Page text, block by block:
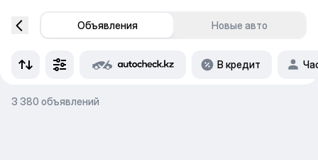
Объявления Новые авто
В кредит
3 380 объявлений